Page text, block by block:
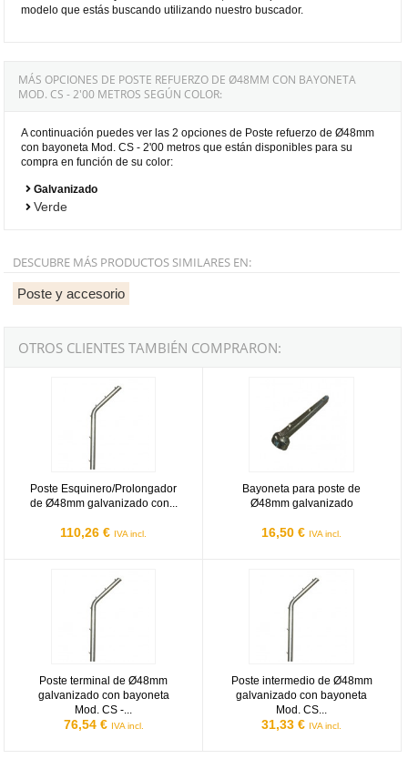
modelo que estás buscando utilizando nuestro buscador.
MÁS OPCIONES DE POSTE REFUERZO DE Ø48MM CON BAYONETA
MOD. CS - 2'00 METROS SEGÚN COLOR:
A continuación puedes ver las 2 opciones de Poste refuerzo de Ø48mm
con bayoneta Mod. CS - 2'00 metros que están disponibles para su
compra en función de su color:
Galvanizado
Verde
DESCUBRE MÁS PRODUCTOS SIMILARES EN:
Poste y accesorio
OTROS CLIENTES TAMBIÉN COMPRARON:
Poste Esquinero/Prolongador
de Ø48mm galvanizado con...
110,26 € IVA incl.
Bayoneta para poste de
Ø48mm galvanizado
16,50 € IVA incl.
Poste terminal de Ø48mm
galvanizado con bayoneta
Mod. CS -...
76,54 € IVA incl.
Poste intermedio de Ø48mm
galvanizado con bayoneta
Mod. CS...
31,33 € IVA incl.